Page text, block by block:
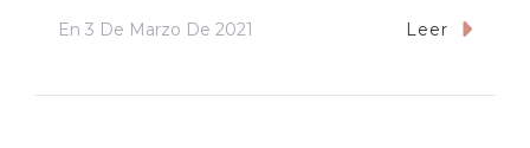
En 3 De Marzo De 2021 Leer